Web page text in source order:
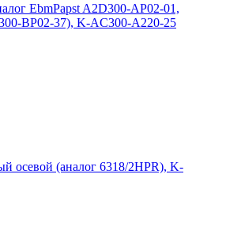
EbmPapst A2D300-AP02-01,
BP02-37), K-AC300-A220-25
осевой (аналог 6318/2HPR), K-